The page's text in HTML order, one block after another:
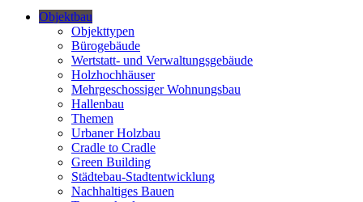
Objektbau
Objekttypen
Bürogebäude
Wertstatt- und Verwaltungsgebäude
Holzhochhäuser
Mehrgeschossiger Wohnungsbau
Hallenbau
Themen
Urbaner Holzbau
Cradle to Cradle
Green Building
Städtebau-Stadtentwicklung
Nachhaltiges Bauen